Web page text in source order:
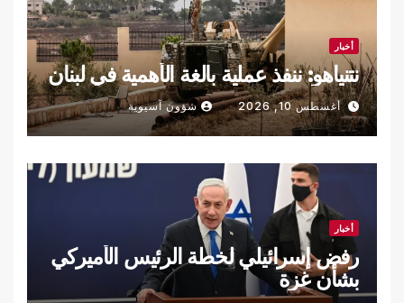
أخبار
نتنياهو: ننفذ عملية بالغة الأهمية في لبنان
أغسطس 10, 2026 شؤون آسيوية
أخبار
رفض إسرائيلي لخطة الرئيس الأميركي
بشأن غزة